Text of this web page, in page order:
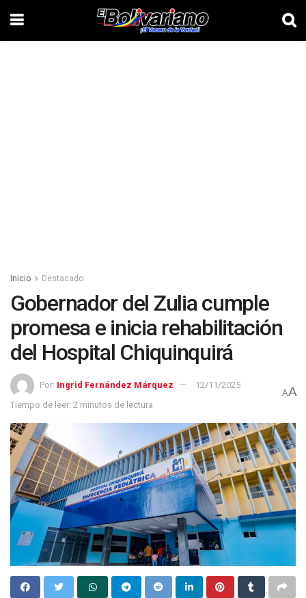
Inicio Destacado
Gobernador del Zulia cumple
promesa e inicia rehabilitación
del Hospital Chiquinquirá
Por: Ingrid Fernández Márquez
12/11/2025
Tiempo de leer: 2 minutos de lectura
AA